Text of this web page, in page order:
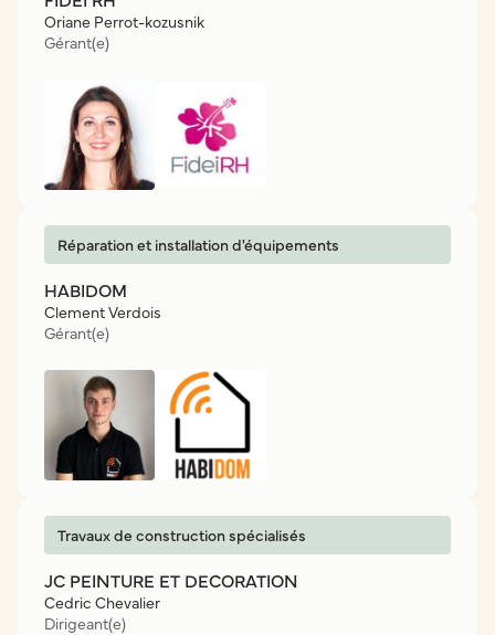
Oriane Perrot-kozusnik
Gérant(e)
Réparation et installation d'équipements
HABIDOM
Clement Verdois
Gérant(e)
Travaux de construction spécialisés
JC PEINTURE ET DECORATION
Cedric Chevalier
Dirigeant(e)